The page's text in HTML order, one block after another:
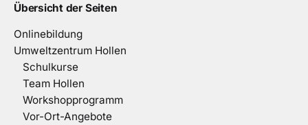
Übersicht der Seiten
Onlinebildung
Umweltzentrum Hollen
Schulkurse
Team Hollen
Workshopprogramm
Vor-Ort-Angebote